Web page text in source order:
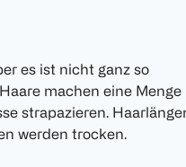
es ist nicht ganz so
machen eine Menge
strapazieren.
werden trocken.